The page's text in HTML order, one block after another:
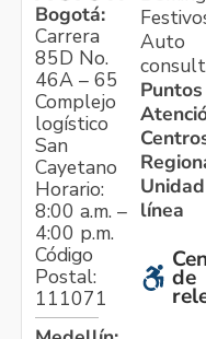
Bogotá:
Carrera
85D No.
46A – 65
Complejo
logístico
San
Cayetano
Horario:
8:00 a.m. –
4:00 p.m.
Código
Postal:
111071
Auto
línea
de